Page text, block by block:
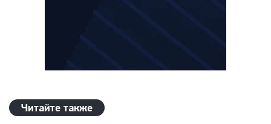
Читайте также